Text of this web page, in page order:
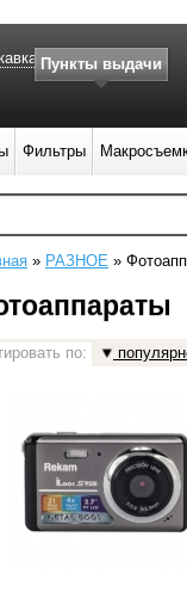
» РАЗНОЕ »
по:
Пункты выдачи
Фильтры